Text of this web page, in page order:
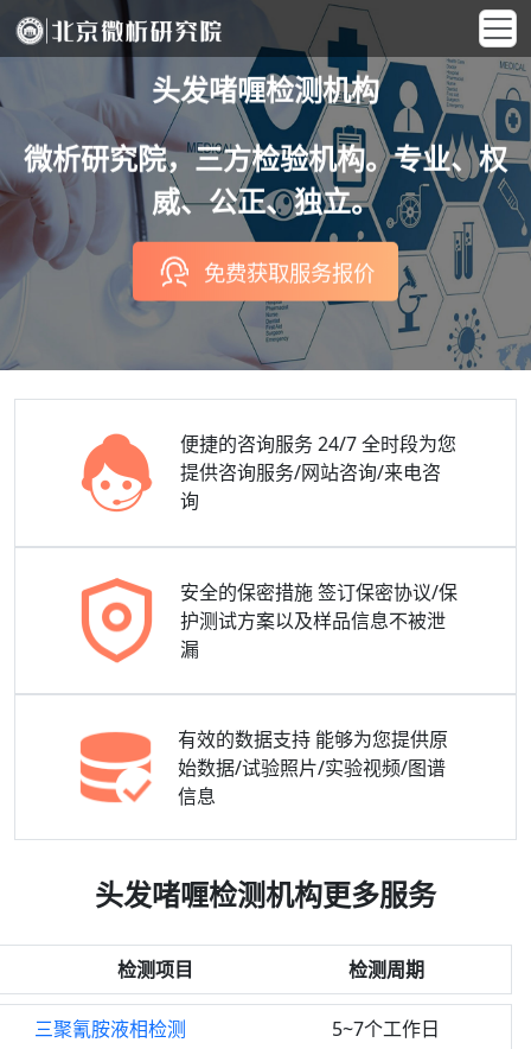
头发啫喱检测机构
微析研究院，三方检验机构。专业、权
威、公正、独立。
免费获取服务报价
便捷的咨询服务24/7 全时段为您
提供咨询服务/网站咨询/来电咨
询
安全的保密措施 签订保密协议/保
护测试方案以及样品信息不被泄
漏
有效的数据支持 能够为您提供原
始数据/试验照片/实验视频/图谱
信息
头发啫喱检测机构更多服务
检测项目 检测周期
三聚氰胺液相检测 5~7个工作日